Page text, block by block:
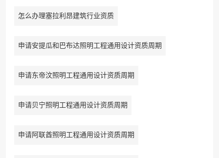
怎么办理塞拉利昂建筑行业资质
申请安提瓜和巴布达照明工程通用设计资质周期
申请东帝汶照明工程通用设计资质周期
申请贝宁照明工程通用设计资质周期
申请阿联酋照明工程通用设计资质周期